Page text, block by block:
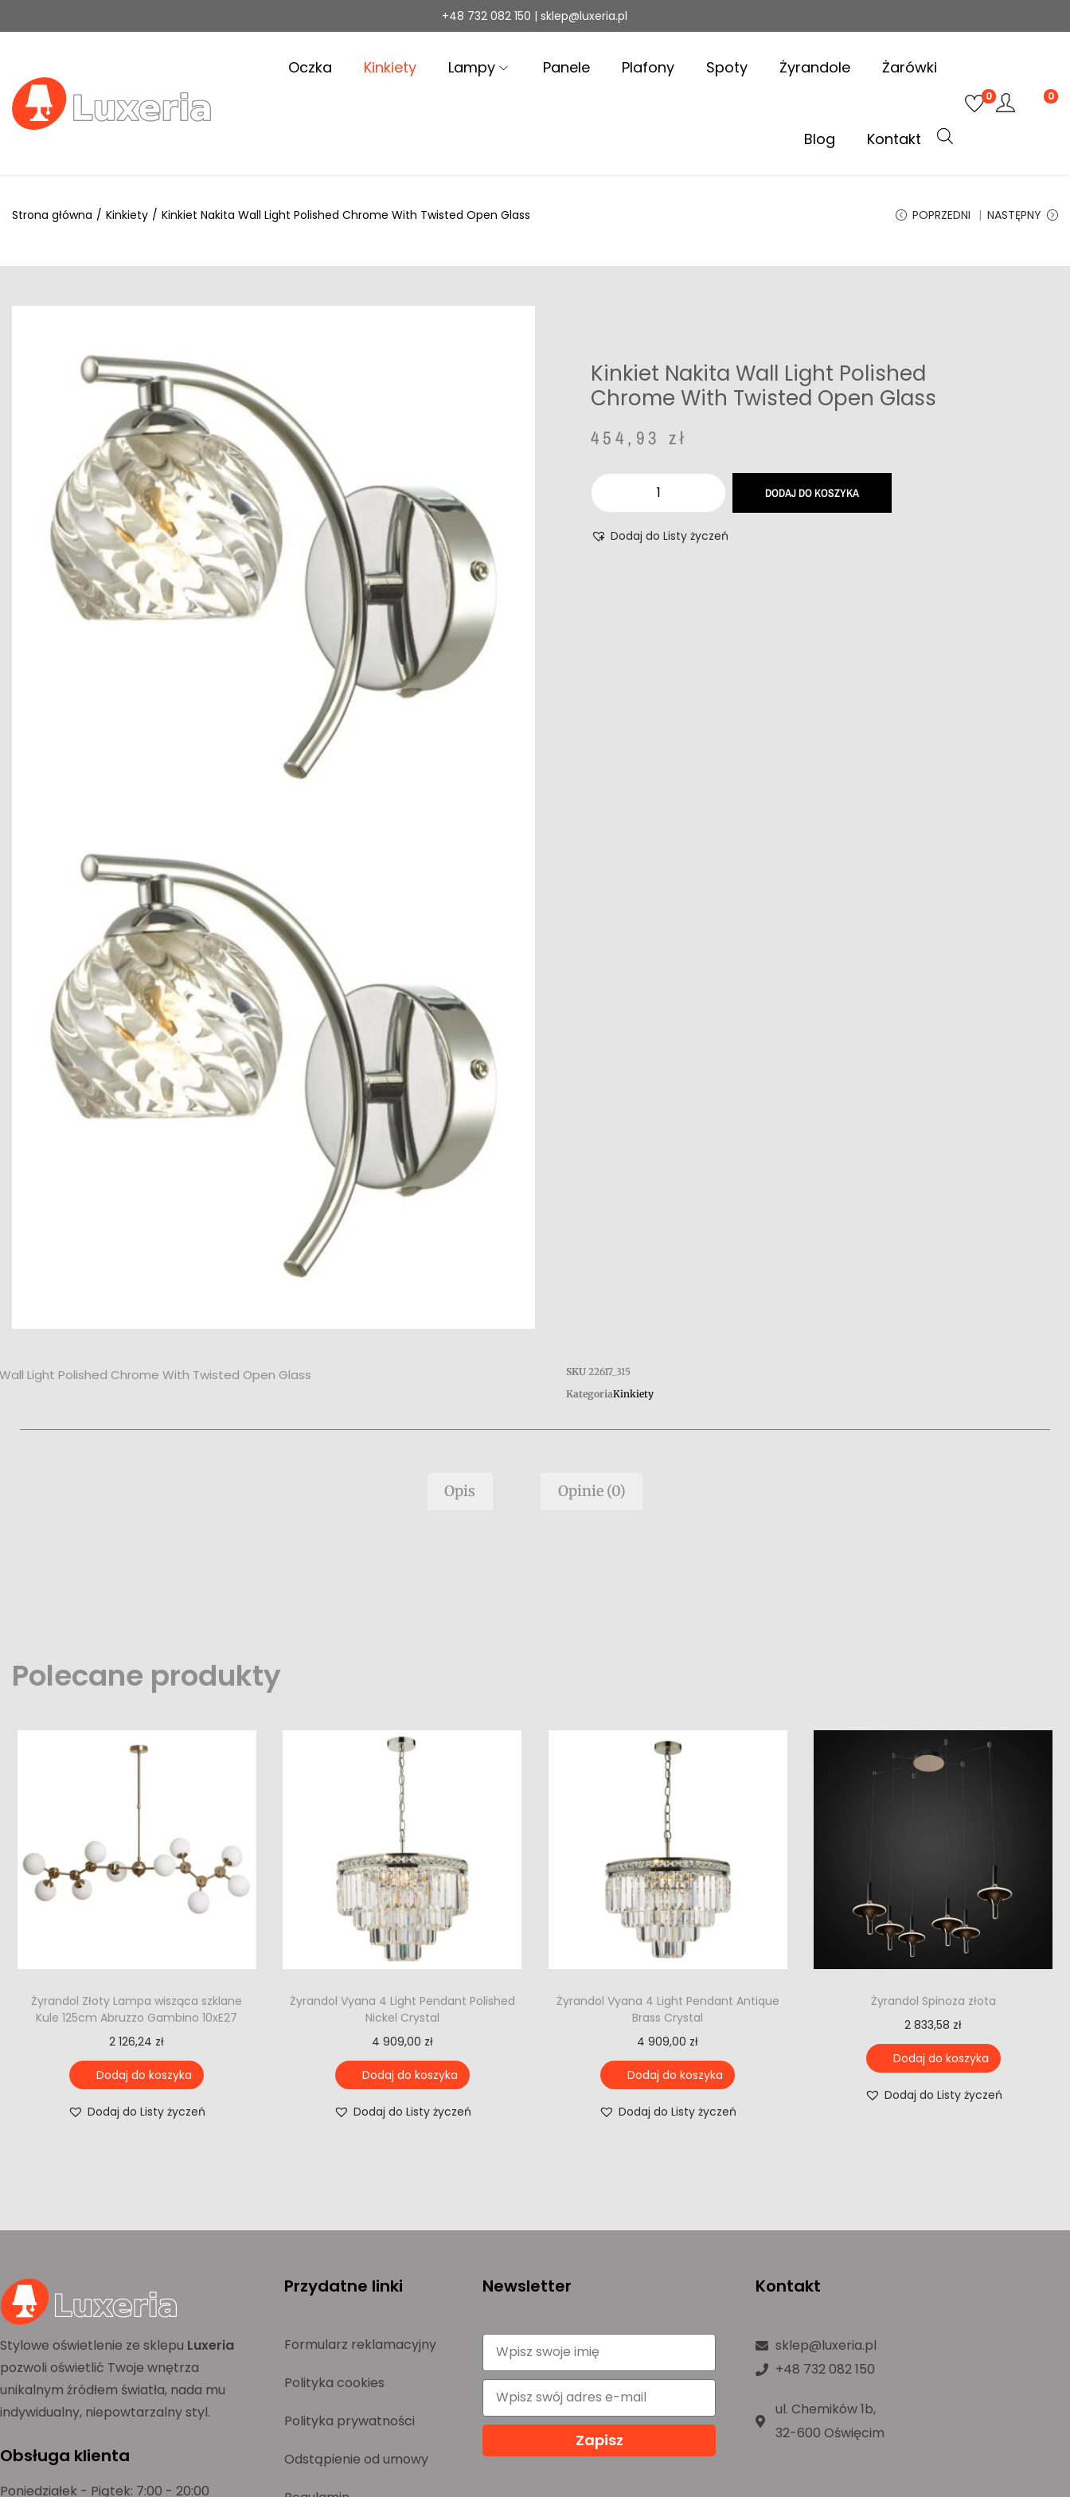
+48 732 082 150 | sklep@luxeria.pl
Oczka Kinkiety Lampy Panele Plafony Spoty Żyrandole Żarówki
Blog Kontakt
0 0
Strona główna / Kinkiety / Kinkiet Nakita Wall Light Polished Chrome With Twisted Open Glass POPRZEDNI NASTĘPNY
Kinkiet Nakita Wall Light Polished
Chrome With Twisted Open Glass
454,93 zł
DODAJ DO KOSZYKA
Dodaj do Listy życzeń
Light Polished Chrome With Twisted Open Glass SKU22617_315
KategoriaKinkiety
Opis Opinie (0)
Polecane produkty
Żyrandol Złoty Lampa wisząca szklane
Kule 125cm Abruzzo Gambino 10xE27
2 126,24 zł
Dodaj do koszyka
Dodaj do Listy życzeń
Żyrandol Vyana 4 Light Pendant Polished
Nickel Crystal
4 909,00 zł
Dodaj do koszyka
Dodaj do Listy życzeń
Żyrandol Vyana 4 Light Pendant Antique
Brass Crystal
4 909,00 zł
Dodaj do koszyka
Dodaj do Listy życzeń
Żyrandol Spinoza złota
2 833,58 zł
Dodaj do koszyka
Dodaj do Listy życzeń
Stylowe oświetlenie ze sklepu Luxeria
pozwoli oświetlić Twoje wnętrza
unikalnym źródłem światła, nada mu
indywidualny, niepowtarzalny styl.
Obsługa klienta
Poniedziałek - Piątek: 7:00 - 20:00
Przydatne linki
Formularz reklamacyjny
Polityka cookies
Polityka prywatności
Odstąpienie od umowy
Newsletter
Zapisz
Kontakt
sklep@luxeria.pl
+48 732 082 150
ul. Chemików 1b,
32-600 Oświęcim